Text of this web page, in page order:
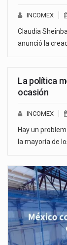
INCOMEX
Claudia
anunció la
La política
ocasión
INCOMEX
Hay un
la mayoría de